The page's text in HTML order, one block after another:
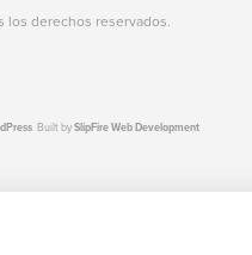
los derechos reservados.
. Built bySlipFire Web Development